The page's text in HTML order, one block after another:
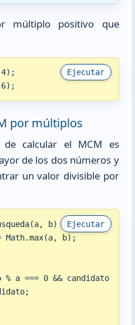
múltiplo positivo que
Ejecutar
4);
6);
por múltiplos
calcular el MCM es
de los dos números y
un valor divisible por
Ejecutar
b) {
Math.max(a, b);
% a === 0 && candidato % b